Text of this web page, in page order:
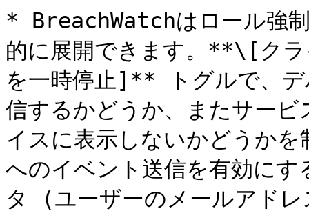
* BreachWatchはロール強
的に展開できます。**\[ク
を一時停止]** トグルで、デ
信するかどうか、またサー
イスに表示しないかどうか
へのイベント送信を有効に
タ (ユーザーのメールアド